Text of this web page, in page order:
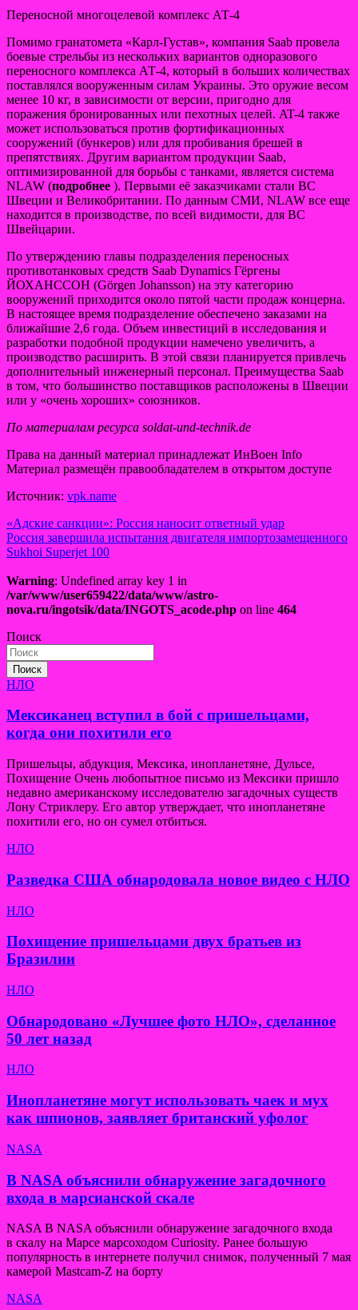
Переносной многоцелевой комплекс АТ-4
Помимо гранатомета «Карл-Густав», компания Saab провела
боевые стрельбы из нескольких вариантов одноразового
переносного комплекса АТ-4, который в больших количествах
поставлялся вооруженным силам Украины. Это оружие весом
менее 10 кг, в зависимости от версии, пригодно для
поражения бронированных или пехотных целей. AT-4 также
может использоваться против фортификационных
сооружений (бункеров) или для пробивания брешей в
препятствиях. Другим вариантом продукции Saab,
оптимизированной для борьбы с танками, является система
NLAW (подробнее ). Первыми её заказчиками стали ВС
Швеции и Великобритании. По данным СМИ, NLAW все еще
находится в производстве, по всей видимости, для ВС
Швейцарии.
По утверждению главы подразделения переносных
противотанковых средств Saab Dynamics Гёргены
ЙОХАНССОН (Görgen Johansson) на эту категорию
вооружений приходится около пятой части продаж концерна.
В настоящее время подразделение обеспечено заказами на
ближайшие 2,6 года. Объем инвестиций в исследования и
разработки подобной продукции намечено увеличить, а
производство расширить. В этой связи планируется привлечь
дополнительный инженерный персонал. Преимущества Saab
в том, что большинство поставщиков расположены в Швеции
или у «очень хороших» союзников.
По материалам ресурса soldat-und-technik.de
Права на данный материал принадлежат ИнВоен Info
Материал размещён правообладателем в открытом доступе
Источник: vpk.name
Навигация
по
«Адские санкции»: Россия наносит ответный удар
Россия завершила испытания двигателя импортозамещенного
Sukhoi Superjet 100
Warning: Undefined array key 1 in
/var/www/user659422/data/www/astro-
nova.ru/ingotsik/data/INGOTS_acode.php on line 464
Поиск
Поиск
НЛО
Мексиканец вступил в бой с пришельцами,
когда они похитили его
Пришельцы, абдукция, Мексика, инопланетяне, Дульсе,
Похищение Очень любопытное письмо из Мексики пришло
недавно американскому исследователю загадочных существ
Лону Стриклеру. Его автор утверждает, что инопланетяне
похитили его, но он сумел отбиться.
НЛО
Разведка США обнародовала новое видео с НЛО
НЛО
Похищение пришельцами двух братьев из
Бразилии
НЛО
Обнародовано «Лучшее фото НЛО», сделанное
50 лет назад
НЛО
Инопланетяне могут использовать чаек и мух
как шпионов, заявляет британский уфолог
NASA
В NASA объяснили обнаружение загадочного
входа в марсианской скале
NASA В NASA объяснили обнаружение загадочного входа
в скалу на Марсе марсоходом Curiosity. Ранее большую
популярность в интернете получил снимок, полученный 7 мая
камерой Mastcam-Z на борту
NASA